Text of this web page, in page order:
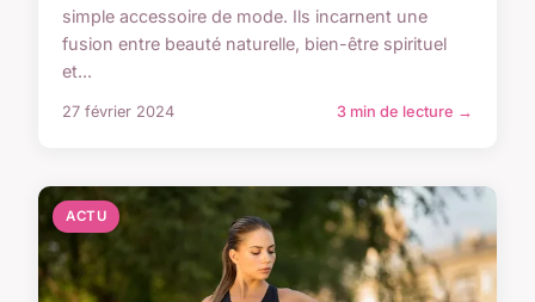
simple accessoire de mode. Ils incarnent une
fusion entre beauté naturelle, bien-être spirituel
et...
27 février 2024 3 min de lecture →
ACTU